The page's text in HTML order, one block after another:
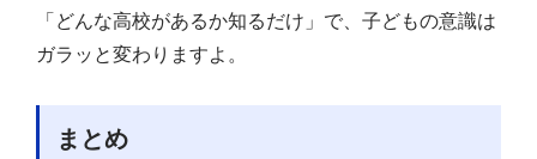
「どんな高校があるか知るだけ」で、子どもの意識は
ガラッと変わりますよ。
まとめ